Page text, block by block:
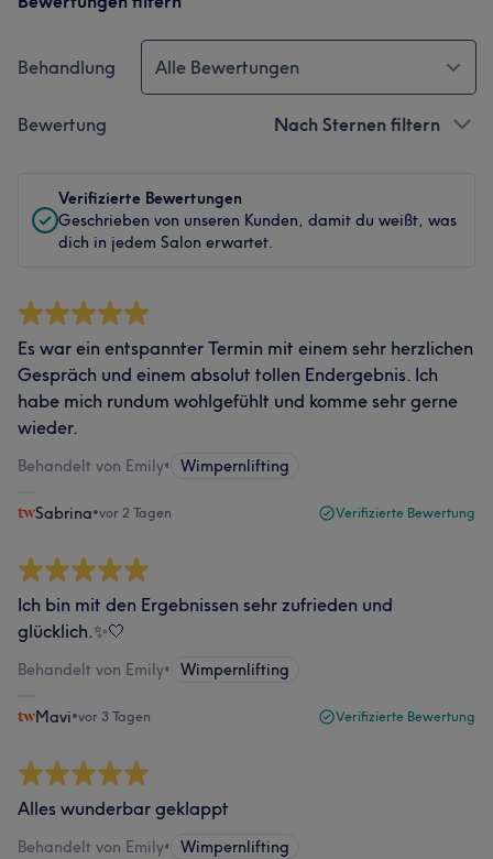
Behandlung Alle Bewertungen
Bewertung Nach Sternen filtern
Verifizierte Bewertungen
Geschrieben von unseren Kunden, damit du weißt, was
dich in jedem Salon erwartet.
Es war ein entspannter Termin mit einem sehr herzlichen
Gespräch und einem absolut tollen Endergebnis. Ich
habe mich rundum wohlgefühlt und komme sehr gerne
wieder.
Behandelt von Emily• Wimpernlifting
Sabrina•vor 2 Tagen Verifizierte Bewertung
Ich bin mit den Ergebnissen sehr zufrieden und
glücklich.✨🤍
Behandelt von Emily• Wimpernlifting
Mavi•vor 3 Tagen Verifizierte Bewertung
Alles wunderbar geklappt
Behandelt von Emily• Wimpernlifting